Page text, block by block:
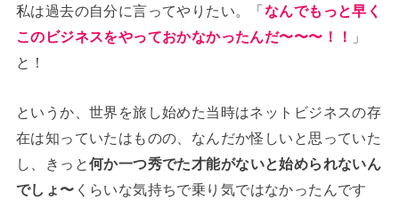
私は過去の自分に言ってやりたい。「なんでもっと早く
このビジネスをやっておかなかったんだ〜〜〜！！
」
と！
というか、世界を旅し始めた当時はネットビジネスの存
在は知っていたはものの、なんだか怪しいと思っていた
し、きっと何か一つ秀でた才能がないと始められないん
でしょ〜 くらいな気持ちで乗り気ではなかったんです